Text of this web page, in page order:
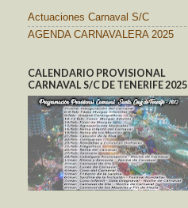
Actuaciones Carnaval S/C
AGENDA CARNAVALERA 2025
CALENDARIO PROVISIONAL
CARNAVAL S/C DE TENERIFE 2025